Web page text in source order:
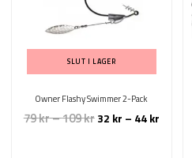
SLUT I LAGER
Owner Flashy Swimmer 2-Pack
79kr–109kr 32 kr – 44kr
flera
varianter.
olika
alternativen
kan
väljas